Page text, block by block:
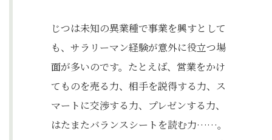
じつは未知の異業種で事業を興すとして
も、サラリーマン経験が意外に役立つ場
面が多いのです。たとえば、営業をかけ
てものを売る力、相手を説得する力、ス
マートに交渉する力、プレゼンする力、
はたまたバランスシートを読む力……。